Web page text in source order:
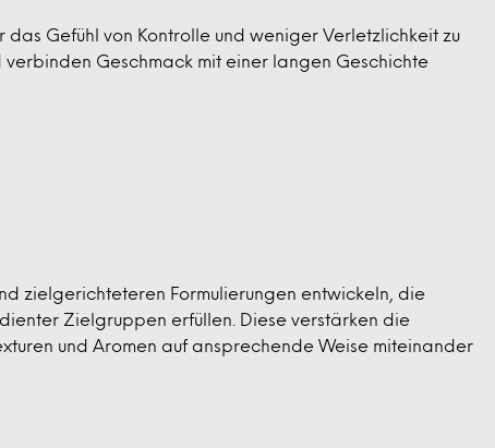
Gefühl von Kontrolle und weniger Verletzlichkeit zu
Geschmack mit einer langen Geschichte
zielgerichteteren Formulierungen entwickeln, die
Zielgruppen erfüllen. Diese verstärken die
und Aromen auf ansprechende Weise miteinander